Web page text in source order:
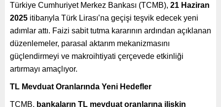
Türkiye Cumhuriyet Merkez Bankası (TCMB), 21 Haziran
2025 itibarıyla Türk Lirası’na geçişi teşvik edecek yeni
adımlar attı. Faizi sabit tutma kararının ardından açıklanan
düzenlemeler, parasal aktarım mekanizmasını
güçlendirmeyi ve makroihtiyati çerçevede etkinliği
artırmayı amaçlıyor.
TL Mevduat Oranlarında Yeni Hedefler
TCMB, bankaların TL mevduat oranlarına ilişkin